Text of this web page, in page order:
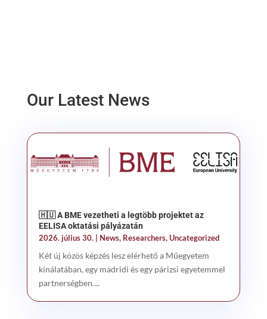
Our Latest News
🇭🇺 A BME vezetheti a legtöbb projektet az
EELISA oktatási pályázatán
2026. július 30.| News, Researchers,Uncategorized
Két új közös képzés lesz elérhető a Műegyetem
kínálatában, egy madridi és egy párizsi egyetemmel
partnerségben....